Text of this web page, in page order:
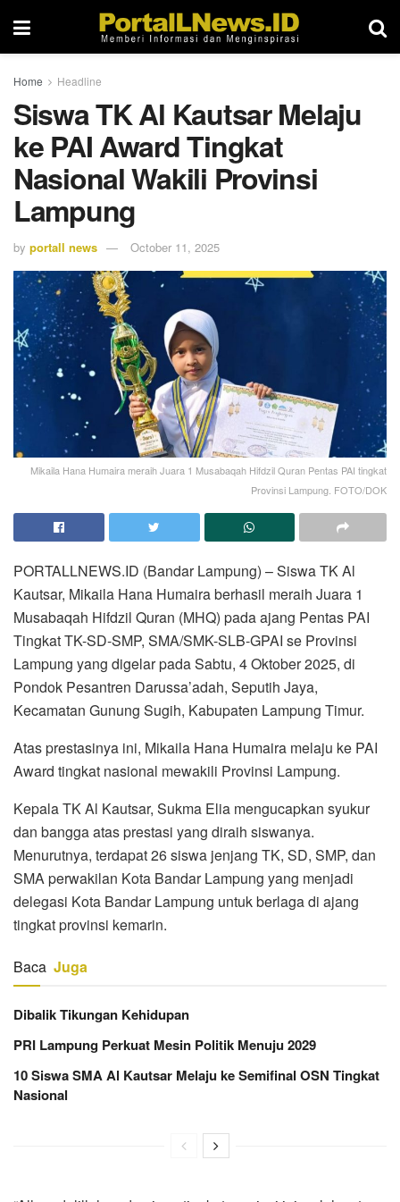
Home Headline
Siswa TK Al Kautsar Melaju
ke PAI Award Tingkat
Nasional Wakili Provinsi
Lampung
by portall news October 11, 2025
Mikaila Hana Humaira meraih Juara 1 Musabaqah Hifdzil Quran Pentas PAI tingkat
Provinsi Lampung. FOTO/DOK
PORTALLNEWS.ID (Bandar Lampung) – Siswa TK Al
Kautsar, Mikaila Hana Humaira berhasil meraih Juara 1
Musabaqah Hifdzil Quran (MHQ) pada ajang Pentas PAI
Tingkat TK-SD-SMP, SMA/SMK-SLB-GPAI se Provinsi
Lampung yang digelar pada Sabtu, 4 Oktober 2025, di
Pondok Pesantren Darussa’adah, Seputih Jaya,
Kecamatan Gunung Sugih, Kabupaten Lampung Timur.
Atas prestasinya ini, Mikaila Hana Humaira melaju ke PAI
Award tingkat nasional mewakili Provinsi Lampung.
Kepala TK Al Kautsar, Sukma Elia mengucapkan syukur
dan bangga atas prestasi yang diraih siswanya.
Menurutnya, terdapat 26 siswa jenjang TK, SD, SMP, dan
SMA perwakilan Kota Bandar Lampung yang menjadi
delegasi Kota Bandar Lampung untuk berlaga di ajang
tingkat provinsi kemarin.
Baca Juga
Dibalik Tikungan Kehidupan
PRI Lampung Perkuat Mesin Politik Menuju 2029
10 Siswa SMA Al Kautsar Melaju ke Semifinal OSN Tingkat
Nasional